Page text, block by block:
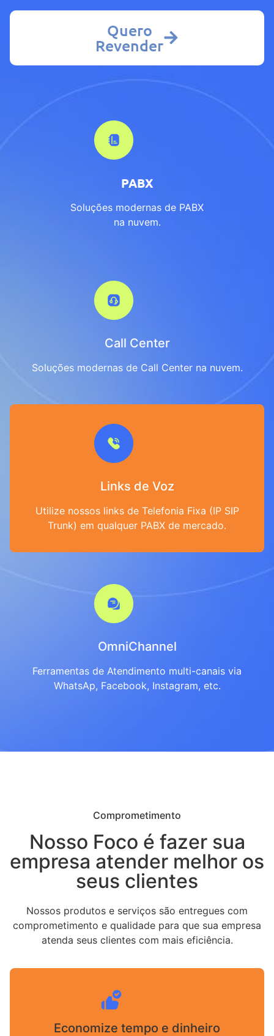
Links de Voz
Utilize nossos links de Telefonia Fixa (IP SIP
Trunk) em qualquer PABX de mercado.
OmniChannel
Ferramentas de Atendimento multi-canais via
WhatsAp, Facebook, Instagram, etc.
PABX
Soluções modernas de PABX
na nuvem.
Call Center
Soluções modernas de Call Center na nuvem.
Quero
Revender
Comprometimento
Nosso Foco é fazer sua
empresa atender melhor os
seus clientes
Nossos produtos e serviços são entregues com
comprometimento e qualidade para que sua empresa
atenda seus clientes com mais eficiência.
Economize tempo e dinheiro